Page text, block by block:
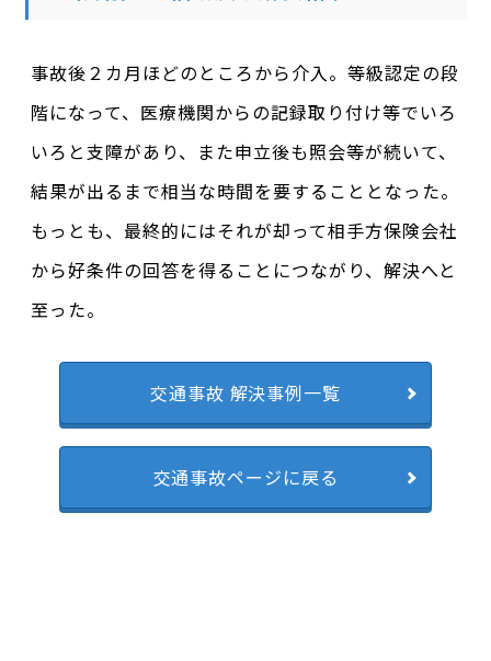
事故後２カ月ほどのところから介入。等級認定の段
階になって、医療機関からの記録取り付け等でいろ
いろと支障があり、また申立後も照会等が続いて、
結果が出るまで相当な時間を要することとなった。
もっとも、最終的にはそれが却って相手方保険会社
から好条件の回答を得ることにつながり、解決へと
至った。
交通事故 解決事例一覧
交通事故ページに戻る